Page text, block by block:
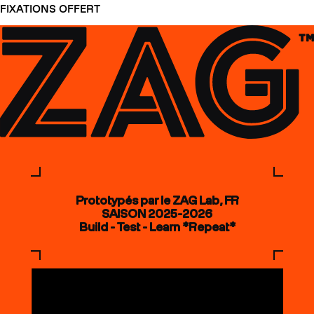
FIXATIONS OFFERT
Prototypés par le ZAG Lab, FR
SAISON 2025-2026
Build - Test - Learn *Repeat*